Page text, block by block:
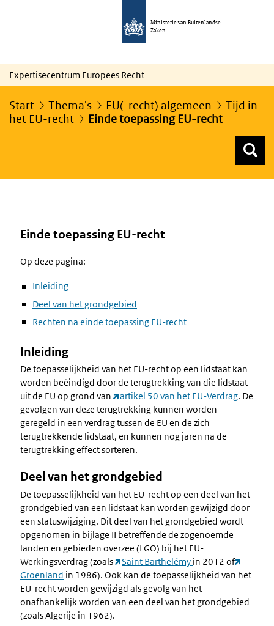
Ministerie van Buitenlandse
Zaken
Expertisecentrum Europees Recht
Start Thema's EU(-recht) algemeen
Tijd in
het EU-recht
Einde toepassing EU-recht
Einde toepassing EU-recht
Op deze pagina:
Inleiding
Deel van het grondgebied
Rechten na einde toepassing EU-recht
Inleiding
De toepasselijkheid van het EU-recht op een lidstaat kan
worden beëindigd door de terugtrekking van die lidstaat
uit de EU op grond van
artikel 50 van het EU-Verdrag. De
gevolgen van deze terugtrekking kunnen worden
geregeld in een verdrag tussen de EU en de zich
terugtrekkende lidstaat, en kunnen nog jaren na de
terugtrekking effect sorteren.
Deel van het grondgebied
De toepasselijkheid van het EU-recht op een deel van het
grondgebied van een lidstaat kan worden gewijzigd door
een statuswijziging. Dit deel van het grondgebied wordt
opgenomen in bijlage II betreffende de zogenoemde
landen en gebieden overzee (LGO) bij het EU-
Werkingsverdrag (zoals
Saint Barthelémy in 2012 of
Groenland in 1986). Ook kan de toepasselijkheid van het
EU-recht worden gewijzigd als gevolg van het
onafhankelijk worden van een deel van het grondgebied
(zoals Algerije in 1962).